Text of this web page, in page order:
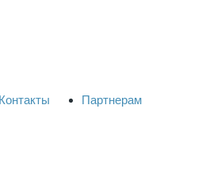
Контакты Партнерам